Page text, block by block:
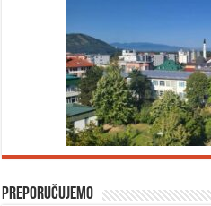
Preporučujemo